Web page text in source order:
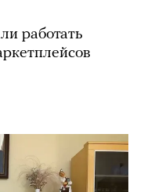
работать